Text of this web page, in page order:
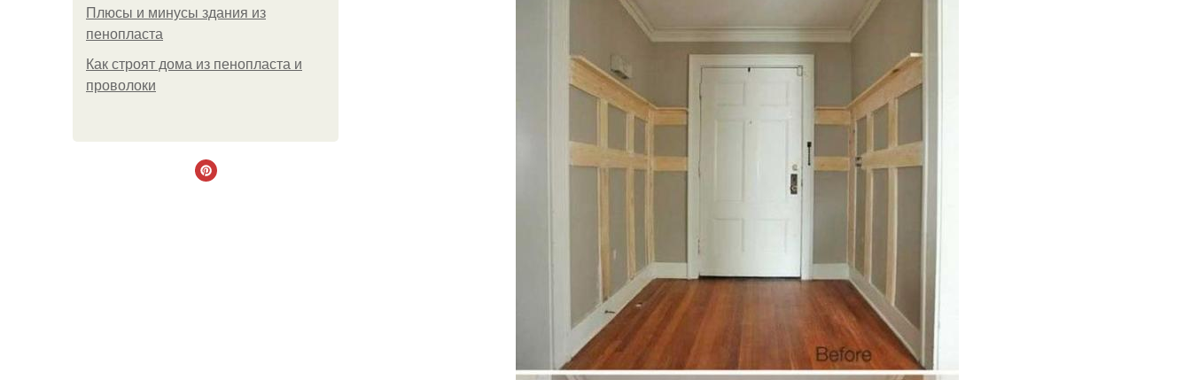
Плюсы и минусы здания из
пенопласта
Как строят дома из пенопласта и
проволоки